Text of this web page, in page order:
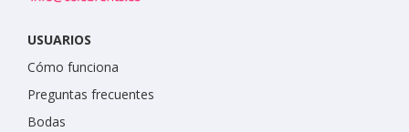
USUARIOS
Cómo funciona
Preguntas frecuentes
Bodas